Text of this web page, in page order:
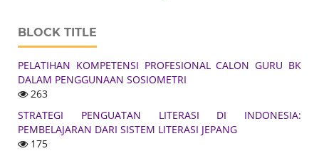
BLOCK TITLE
PELATIHAN KOMPETENSI PROFESIONAL CALON GURU BK
DALAM PENGGUNAAN SOSIOMETRI
263
STRATEGI PENGUATAN LITERASI DI INDONESIA:
PEMBELAJARAN DARI SISTEM LITERASI JEPANG
175